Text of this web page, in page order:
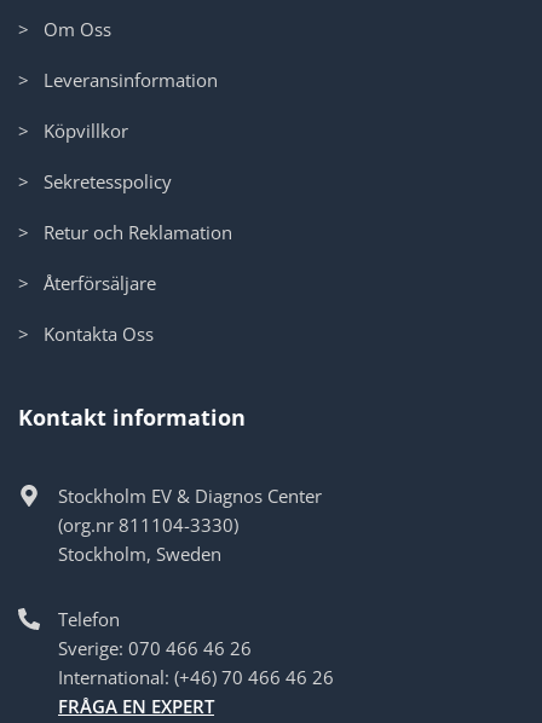
> Om Oss
> Leveransinformation
> Köpvillkor
> Sekretesspolicy
> Retur och Reklamation
> Återförsäljare
> Kontakta Oss
Kontakt information
Stockholm EV & Diagnos Center
(org.nr 811104-3330)
Stockholm, Sweden
Telefon
Sverige: 070 466 46 26
International: (+46) 70 466 46 26
FRÅGA EN EXPERT